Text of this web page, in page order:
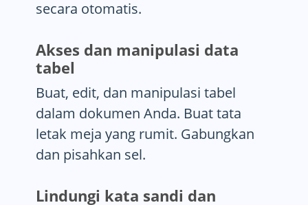
secara otomatis.
Akses dan manipulasi data
tabel
Buat, edit, dan manipulasi tabel
dalam dokumen Anda. Buat tata
letak meja yang rumit. Gabungkan
dan pisahkan sel.
Lindungi kata sandi dan